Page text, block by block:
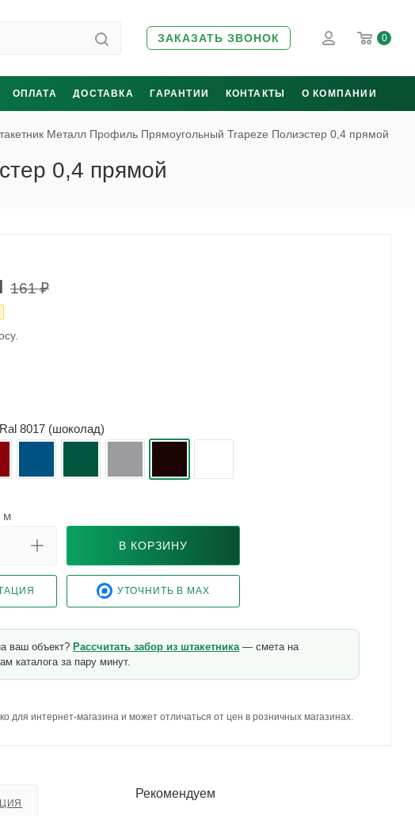
ЗАКАЗАТЬ ЗВОНОК 0
ОПЛАТА ДОСТАВКА ГАРАНТИИ КОНТАКТЫ О КОМПАНИИ
Металл Профиль Прямоугольный Trapeze Полиэстер 0,4 прямой
0,4 прямой
161₽
Ral 8017 (шоколад)
м
В КОРЗИНУ
УТОЧНИТЬ В MAX
ваш объект? Рассчитать забор из штакетника— смета на
каталога за пару минут.
для интернет-магазина и может отличаться от цен в розничных магазинах.
Рекомендуем